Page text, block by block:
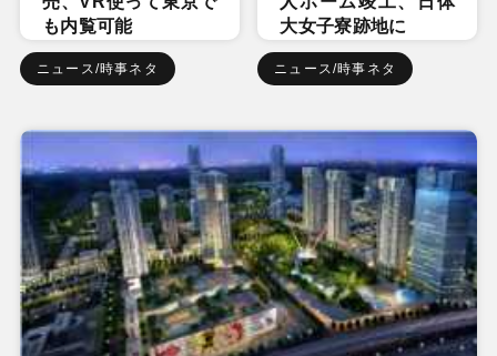
も内覧可能
ニュース/時事ネタ
大女子寮跡地に
ニュース/時事ネタ